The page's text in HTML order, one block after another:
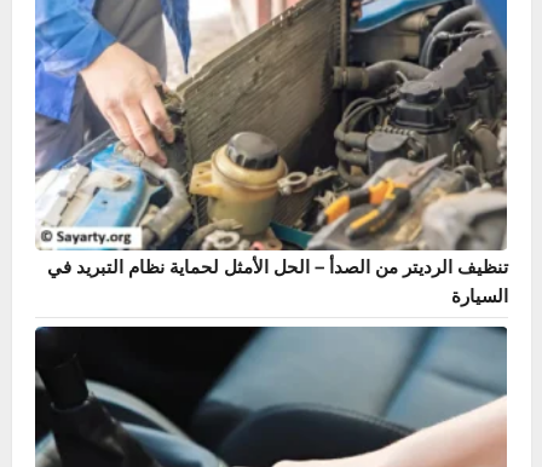
دليل حساس ABS – أشهر 7 أعراض وطريقة الإصلاح بنفسك
تنظيف الرديتر من الصدأ – الحل الأمثل لحماية نظام التبريد في
السيارة